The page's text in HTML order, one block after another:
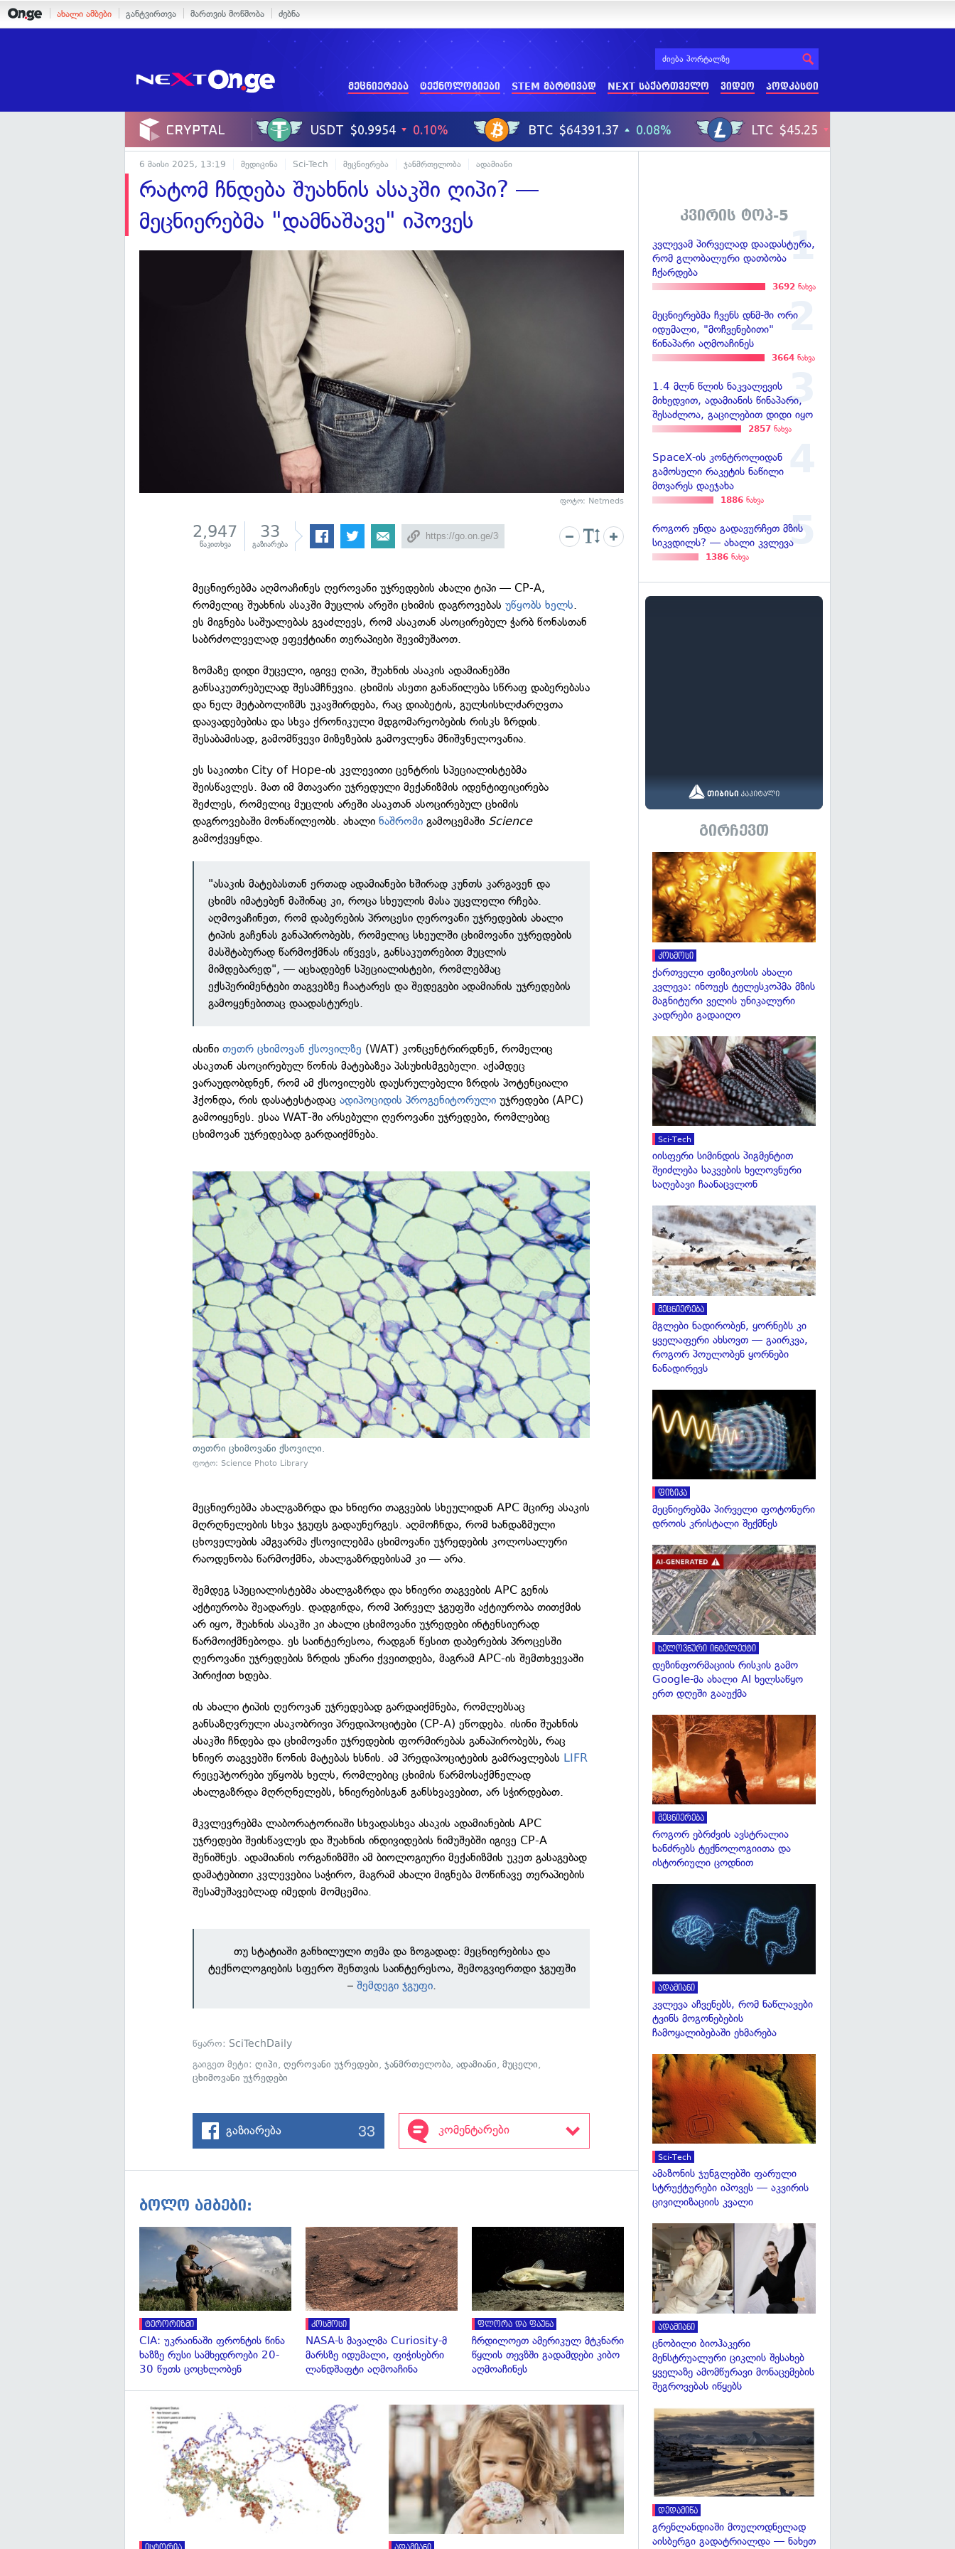
ახალი ამბები განტვირთვა მართვის მოწმობა ძებნა
მეცნიერება ტექნოლოგიები STEM მარტივად NEXT საქართველო ვიდეო პოდკასტი
6 მაისი 2025, 13:19 მედიცინა Sci-Tech მეცნიერება ჯანმრთელობა ადამიანი
რატომ ჩნდება შუახნის ასაკში ღიპი? —
მეცნიერებმა "დამნაშავე" იპოვეს
ფოტო: Netmeds
2,947
წაკითხვა
33
გაზიარება
მეცნიერებმა აღმოაჩინეს ღეროვანი უჯრედების ახალი ტიპი — CP-A,
რომელიც შუახნის ასაკში მუცლის არეში ცხიმის დაგროვებასუწყობს ხელს.
ეს მიგნება საშუალებას გვაძლევს, რომ ასაკთან ასოცირებულ ჭარბ წონასთან
საბრძოლველად ეფექტიანი თერაპიები შევიმუშაოთ.
ზომაზე დიდი მუცელი, იგივე ღიპი, შუახნის ასაკის ადამიანებში
განსაკუთრებულად შესამჩნევია. ცხიმის ასეთი განაწილება სწრაფ დაბერებასა
და ნელ მეტაბოლიზმს უკავშირდება, რაც დიაბეტის, გულსისხლძარღვთა
დაავადებებისა და სხვა ქრონიკული მდგომარეობების რისკს ზრდის.
შესაბამისად, გამომწვევი მიზეზების გამოვლენა მნიშვნელოვანია.
ეს საკითხი City of Hope-ის კვლევითი ცენტრის სპეციალისტებმა
შეისწავლეს. მათ იმ მთავარი უჯრედული მექანიზმის იდენტიფიცირება
შეძლეს, რომელიც მუცლის არეში ასაკთან ასოცირებულ ცხიმის
დაგროვებაში მონაწილეობს. ახალინაშრომი გამოცემაში Science
გამოქვეყნდა.
"ასაკის მატებასთან ერთად ადამიანები ხშირად კუნთს კარგავენ და
ცხიმს იმატებენ მაშინაც კი, როცა სხეულის მასა უცვლელი რჩება.
აღმოვაჩინეთ, რომ დაბერების პროცესი ღეროვანი უჯრედების ახალი
ტიპის გაჩენას განაპირობებს, რომელიც სხეულში ცხიმოვანი უჯრედების
მასშტაბურად წარმოქმნას იწვევს, განსაკუთრებით მუცლის
მიმდებარედ", — აცხადებენ სპეციალისტები, რომლებმაც
ექსპერიმენტები თაგვებზე ჩაატარეს და შედეგები ადამიანის უჯრედების
გამოყენებითაც დაადასტურეს.
ისინითეთრ ცხიმოვან ქსოვილზე (WAT) კონცენტრირდნენ, რომელიც
ასაკთან ასოცირებულ წონის მატებაზეა პასუხისმგებელი. აქამდეც
ვარაუდობდნენ, რომ ამ ქსოვილებს დაუსრულებელი ზრდის პოტენციალი
ჰქონდა, რის დასატესტადაცადიპოციდის პროგენიტორული უჯრედები (APC)
გამოიყენეს. ესაა WAT-ში არსებული ღეროვანი უჯრედები, რომლებიც
ცხიმოვან უჯრედებად გარდაიქმნება.
თეთრი ცხიმოვანი ქსოვილი.
ფოტო: Science Photo Library
მეცნიერებმა ახალგაზრდა და ხნიერი თაგვების სხეულიდან APC მცირე ასაკის
მღრღნელების სხვა ჯგუფს გადაუნერგეს. აღმოჩნდა, რომ ხანდაზმული
ცხოველების ამგვარმა ქსოვილებმა ცხიმოვანი უჯრედების კოლოსალური
რაოდენობა წარმოქმნა, ახალგაზრდებისამ კი — არა.
შემდეგ სპეციალისტებმა ახალგაზრდა და ხნიერი თაგვების APC გენის
აქტიურობა შეადარეს. დადგინდა, რომ პირველ ჯგუფში აქტიურობა თითქმის
არ იყო, შუახნის ასაკში კი ახალი ცხიმოვანი უჯრედები ინტენსიურად
წარმოიქმნებოდა. ეს საინტერესოა, რადგან წესით დაბერების პროცესში
ღეროვანი უჯრედების ზრდის უნარი ქვეითდება, მაგრამ APC-ის შემთხვევაში
პირიქით ხდება.
ის ახალი ტიპის ღეროვან უჯრედებად გარდაიქმნება, რომლებსაც
განსაზღვრული ასაკობრივი პრედიპოციტები (CP-A) ეწოდება. ისინი შუახნის
ასაკში ჩნდება და ცხიმოვანი უჯრედების ფორმირებას განაპირობებს, რაც
ხნიერ თაგვებში წონის მატებას ხსნის. ამ პრედიპოციტების გამრავლებას LIFR
რეცეპტორები უწყობს ხელს, რომლებიც ცხიმის წარმოსაქმნელად
ახალგაზრდა მღრღნელებს, ხნიერებისგან განსხვავებით, არ სჭირდებათ.
მკვლევრებმა ლაბორატორიაში სხვადასხვა ასაკის ადამიანების APC
უჯრედები შეისწავლეს და შუახნის ინდივიდების ნიმუშებში იგივე CP-A
შენიშნეს. ადამიანის ორგანიზმში ამ ბიოლოგიური მექანიზმის უკეთ გასაგებად
დამატებითი კვლევებია საჭირო, მაგრამ ახალი მიგნება მოწინავე თერაპიების
შესამუშავებლად იმედის მომცემია.
თუ სტატიაში განხილული თემა და ზოგადად: მეცნიერებისა და
ტექნოლოგიების სფერო შენთვის საინტერესოა, შემოგვიერთდი ჯგუფში
–შემდეგი ჯგუფი.
წყარო: SciTechDaily
გაიგეთ მეტი:ღიპი,ღეროვანი უჯრედები,ჯანმრთელობა,ადამიანი,მუცელი,
ცხიმოვანი უჯრედები
გაზიარება 33 კომენტარები
ბოლო ამბები:
გადახედვა
ტერორიზმი
CIA: უკრაინაში ფრონტის წინა
ხაზზე რუსი სამხედროები 20-
30 წუთს ცოცხლობენ
კოსმოსი
NASA-ს მავალმა Curiosity-მ
მარსზე იდუმალი, ფიჭისებრი
ლანდშაფტი აღმოაჩინა
გადახედვა
ფლორა და ფაუნა
ჩრდილოეთ ამერიკულ მტკნარი
წყლის თევზში გადამდები კიბო
აღმოაჩინეს
გადახედვა გადახედვა
კვირის ტოპ-5
კვლევამ პირველად დაადასტურა,
რომ გლობალური დათბობა
ჩქარდება
3692 ნახვა
მეცნიერებმა ჩვენს დნმ-ში ორი
იდუმალი, "მოჩვენებითი"
წინაპარი აღმოაჩინეს
3664 ნახვა
1.4 მლნ წლის ნაკვალევის
მიხედვით, ადამიანის წინაპარი,
შესაძლოა, გაცილებით დიდი იყო
2857 ნახვა
SpaceX-ის კონტროლიდან
გამოსული რაკეტის ნაწილი
მთვარეს დაეჯახა
1886 ნახვა
როგორ უნდა გადავურჩეთ მზის
სიკვდილს? — ახალი კვლევა
1386 ნახვა
გირჩევთ
კოსმოსი
ქართველი ფიზიკოსის ახალი
კვლევა: ინოუეს ტელესკოპმა მზის
მაგნიტური ველის უნიკალური
კადრები გადაიღო
Sci-Tech
იისფერი სიმინდის პიგმენტით
შეიძლება საკვების ხელოვნური
საღებავი ჩაანაცვლონ
მეცნიერება
მგლები ნადირობენ, ყორნებს კი
ყველაფერი ახსოვთ — გაირკვა,
როგორ პოულობენ ყორნები
ნანადირევს
ფიზიკა
მეცნიერებმა პირველი ფოტონური
დროის კრისტალი შექმნეს
ხელოვნური ინტელექტი
დეზინფორმაციის რისკის გამო
Google-მა ახალი AI ხელსაწყო
ერთ დღეში გააუქმა
მეცნიერება
როგორ ებრძვის ავსტრალია
ხანძრებს ტექნოლოგიითა და
ისტორიული ცოდნით
ადამიანი
კვლევა აჩვენებს, რომ ნაწლავები
ტვინს მოგონებების
ჩამოყალიბებაში ეხმარება
Sci-Tech
ამაზონის ჯუნგლებში ფარული
სტრუქტურები იპოვეს — აკვირის
ცივილიზაციის კვალი
ადამიანი
ცნობილი ბიოჰაკერი
მენსტრუალური ციკლის შესახებ
ყველაზე ამომწურავი მონაცემების
შეგროვებას იწყებს
დედამიწა
გრენლანდიაში მოულოდნელად
აისბერგი გადატრიალდა — ნახეთ